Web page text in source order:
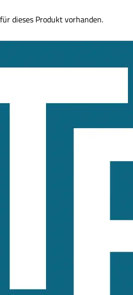
dieses Produkt vorhanden.